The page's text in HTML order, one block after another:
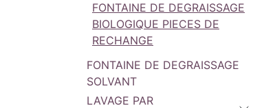
FONTAINE DE DEGRAISSAGE
BIOLOGIQUE PIECES DE
RECHANGE
FONTAINE DE DEGRAISSAGE
SOLVANT
LAVAGE PAR